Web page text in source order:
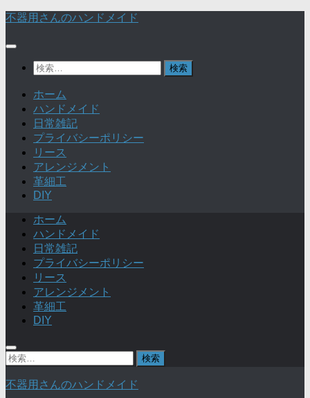
不器用さんのハンドメイド
検
ホーム
ハンドメイド
日常雑記
プライバシーポリシー
リース
アレンジメント
革細工
DIY
ホーム
ハンドメイド
日常雑記
プライバシーポリシー
リース
アレンジメント
革細工
DIY
検
不器用さんのハンドメイド